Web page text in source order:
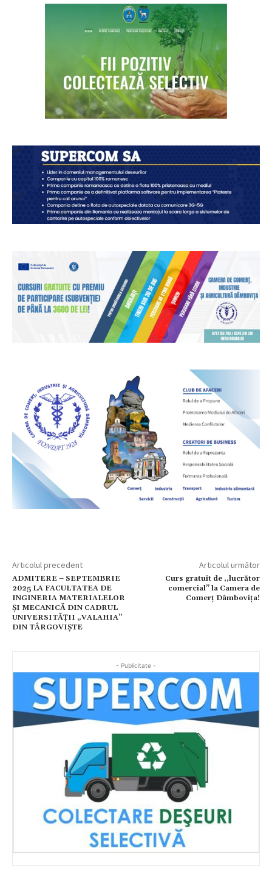
Articolul precedent
ADMITERE – SEPTEMBRIE
2025 LA FACULTATEA DE
INGINERIA MATERIALELOR
ȘI MECANICĂ DIN CADRUL
UNIVERSITĂȚII „VALAHIA”
DIN TÂRGOVIȘTE
Articolul următor
Curs gratuit de ,,lucrător
comercial’’ la Camera de
Comerț Dâmbovița!
- Publicitate -